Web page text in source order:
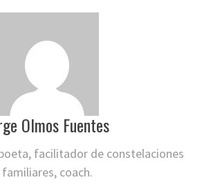
Olmos Fuentes
facilitador de constelaciones
familiares, coach.